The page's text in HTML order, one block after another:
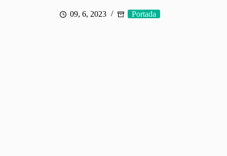
09, 6, 2023 Portada